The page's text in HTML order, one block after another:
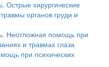
Острые хирургические
органов груди и
Неотложная помощь при
и травмах глаза
при психических